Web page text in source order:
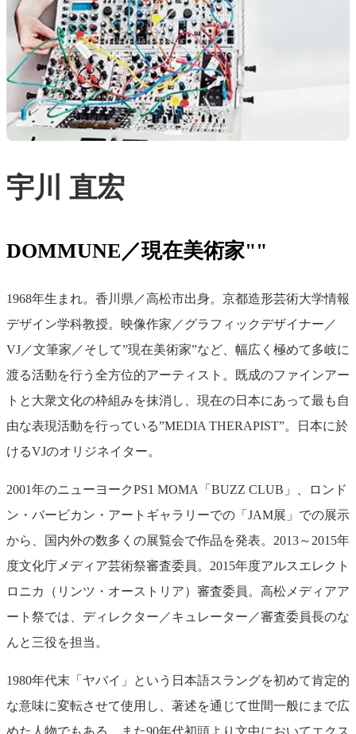
宇川 直宏
DOMMUNE／現在美術家""
1968年生まれ。香川県／高松市出身。京都造形芸術大学情報
デザイン学科教授。映像作家／グラフィックデザイナー／
VJ／文筆家／そして”現在美術家”など、幅広く極めて多岐に
渡る活動を行う全方位的アーティスト。既成のファインアー
トと大衆文化の枠組みを抹消し、現在の日本にあって最も自
由な表現活動を行っている”MEDIA THERAPIST”。日本に於
けるVJのオリジネイター。
2001年のニューヨークPS1 MOMA「BUZZ CLUB」、ロンド
ン・バービカン・アートギャラリーでの「JAM展」での展示
から、国内外の数多くの展覧会で作品を発表。2013～2015年
度文化庁メディア芸術祭審査委員。2015年度アルスエレクト
ロニカ（リンツ・オーストリア）審査委員。高松メディアア
ート祭では、ディレクター／キュレーター／審査委員長のな
んと三役を担当。
1980年代末「ヤバイ」という日本語スラングを初めて肯定的
な意味に変転させて使用し、著述を通じて世間一般にまで広